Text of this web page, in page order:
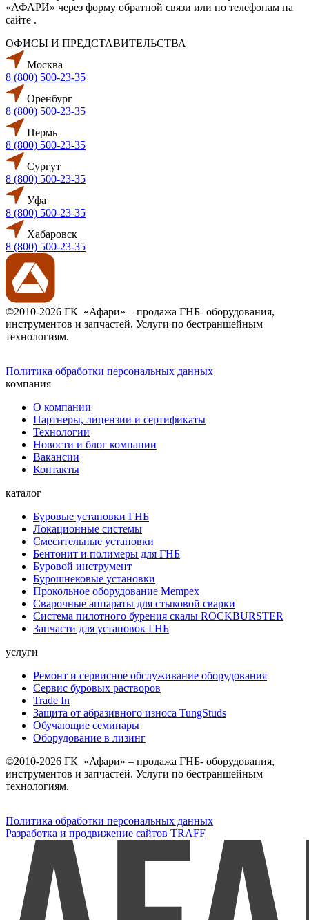
«АФАРИ» через форму обратной связи или по телефонам на
сайте .
ОФИСЫ И ПРЕДСТАВИТЕЛЬСТВА
Москва
8 (800) 500-23-35
Оренбург
8 (800) 500-23-35
Пермь
8 (800) 500-23-35
Сургут
8 (800) 500-23-35
Уфа
8 (800) 500-23-35
Хабаровск
8 (800) 500-23-35
©2010-2026 ГК «Афари» – продажа ГНБ- оборудования,
инструментов и запчастей. Услуги по бестраншейным
технологиям.
Политика обработки персональных данных
компания
О компании
Партнеры, лицензии и сертификаты
Технологии
Новости и блог компании
Вакансии
Контакты
каталог
Буровые установки ГНБ
Локационные системы
Смесительные установки
Бентонит и полимеры для ГНБ
Буровой инструмент
Бурошнековые установки
Прокольное оборудование Mempex
Сварочные аппараты для стыковой сварки
Система пилотного бурения скалы ROCKBURSTER
Запчасти для установок ГНБ
услуги
Ремонт и сервисное обслуживание оборудования
Сервис буровых растворов
Trade In
Защита от абразивного износа TungStuds
Обучающие семинары
Оборудование в лизинг
©2010-2026 ГК «Афари» – продажа ГНБ- оборудования,
инструментов и запчастей. Услуги по бестраншейным
технологиям.
Политика обработки персональных данных
Разработка и продвижение сайтов TRAFF